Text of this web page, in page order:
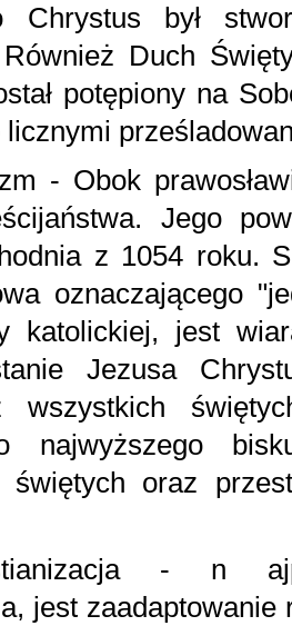
Chrystus był
Również Duch
potępiony na
licznymi
- Obok
Jego
z 1054 roku.
oznaczającego
katolickiej, jest
Jezusa
wszystkich
najwyższego
świętych oraz
- n
jest